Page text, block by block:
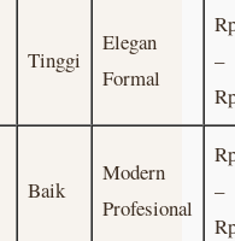
Tinggi
Elegan
Formal
–
Baik
Modern
Profesional
–